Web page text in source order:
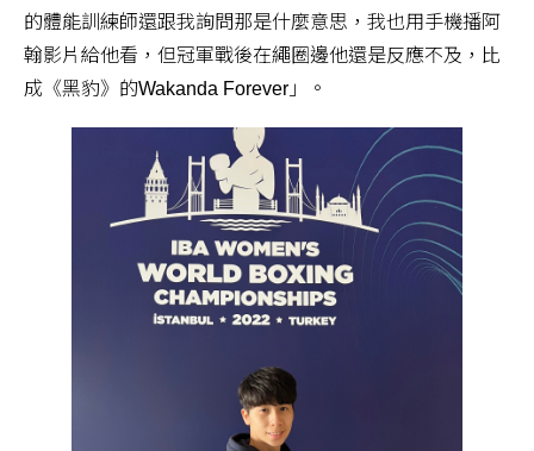
的體能訓練師還跟我詢問那是什麼意思，我也用手機播阿
翰影片給他看，但冠軍戰後在繩圈邊他還是反應不及，比
成《黑豹》的Wakanda Forever」。